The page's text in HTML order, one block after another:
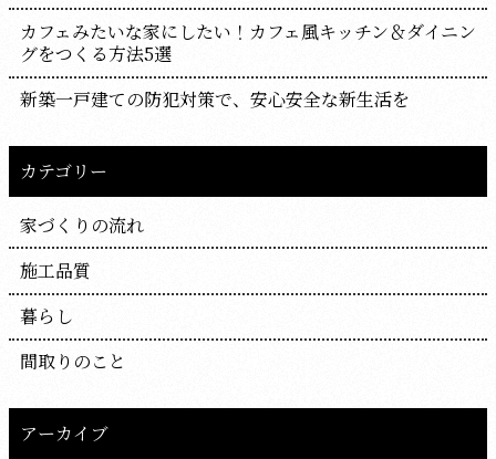
カフェみたいな家にしたい！カフェ風キッチン＆ダイニン
グをつくる方法5選
新築一戸建ての防犯対策で、安心安全な新生活を
カテゴリー
家づくりの流れ
施工品質
暮らし
間取りのこと
アーカイブ